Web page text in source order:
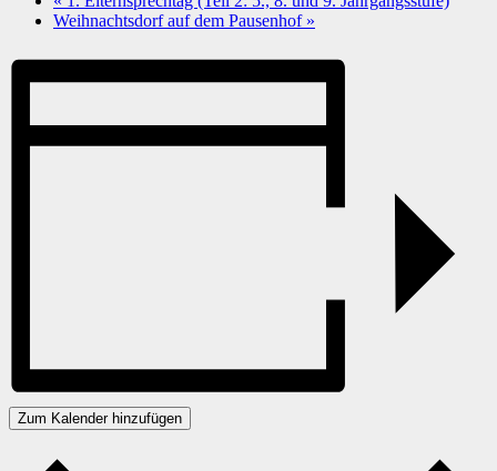
Weihnachtsdorf auf dem Pausenhof »
Zum Kalender hinzufügen